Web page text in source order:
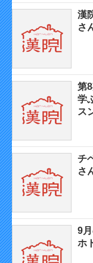
漢
さ
第
学
ス
チ
さ
9
ホ